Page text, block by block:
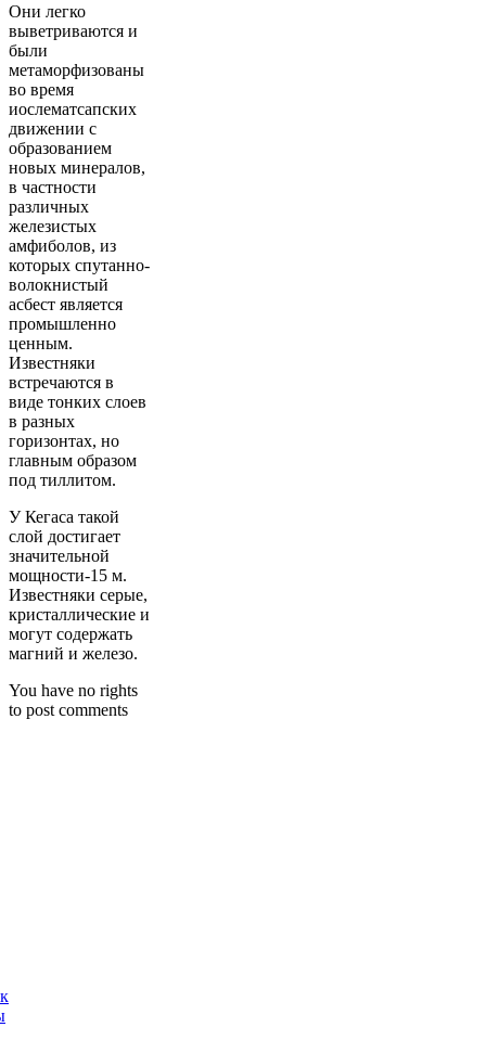
Они легко
выветриваются и
были
метаморфизованы
во время
иослематсапских
движении с
образованием
новых минералов,
в частности
различных
железистых
амфиболов, из
которых спутанно-
волокнистый
асбест является
промышленно
ценным.
Известняки
встречаются в
виде тонких слоев
в разных
горизонтах, но
главным образом
под тиллитом.
У Кегаса такой
слой достигает
значительной
мощности-15 м.
Известняки серые,
кристаллические и
могут содержать
магний и железо.
You have no rights
to post comments